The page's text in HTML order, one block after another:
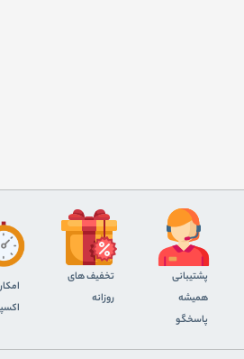
پشتیبانی
همیشه
پاسخگو
تخفیف های
روزانه